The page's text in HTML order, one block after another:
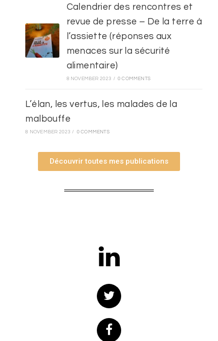
Calendrier des rencontres et
revue de presse – De la terre à
l’assiette (réponses aux
menaces sur la sécurité
alimentaire)
8 NOVEMBER 2023 / 0 COMMENTS
L’élan, les vertus, les malades de la
malbouffe
8 NOVEMBER 2023 / 0 COMMENTS
Découvrir toutes mes publications